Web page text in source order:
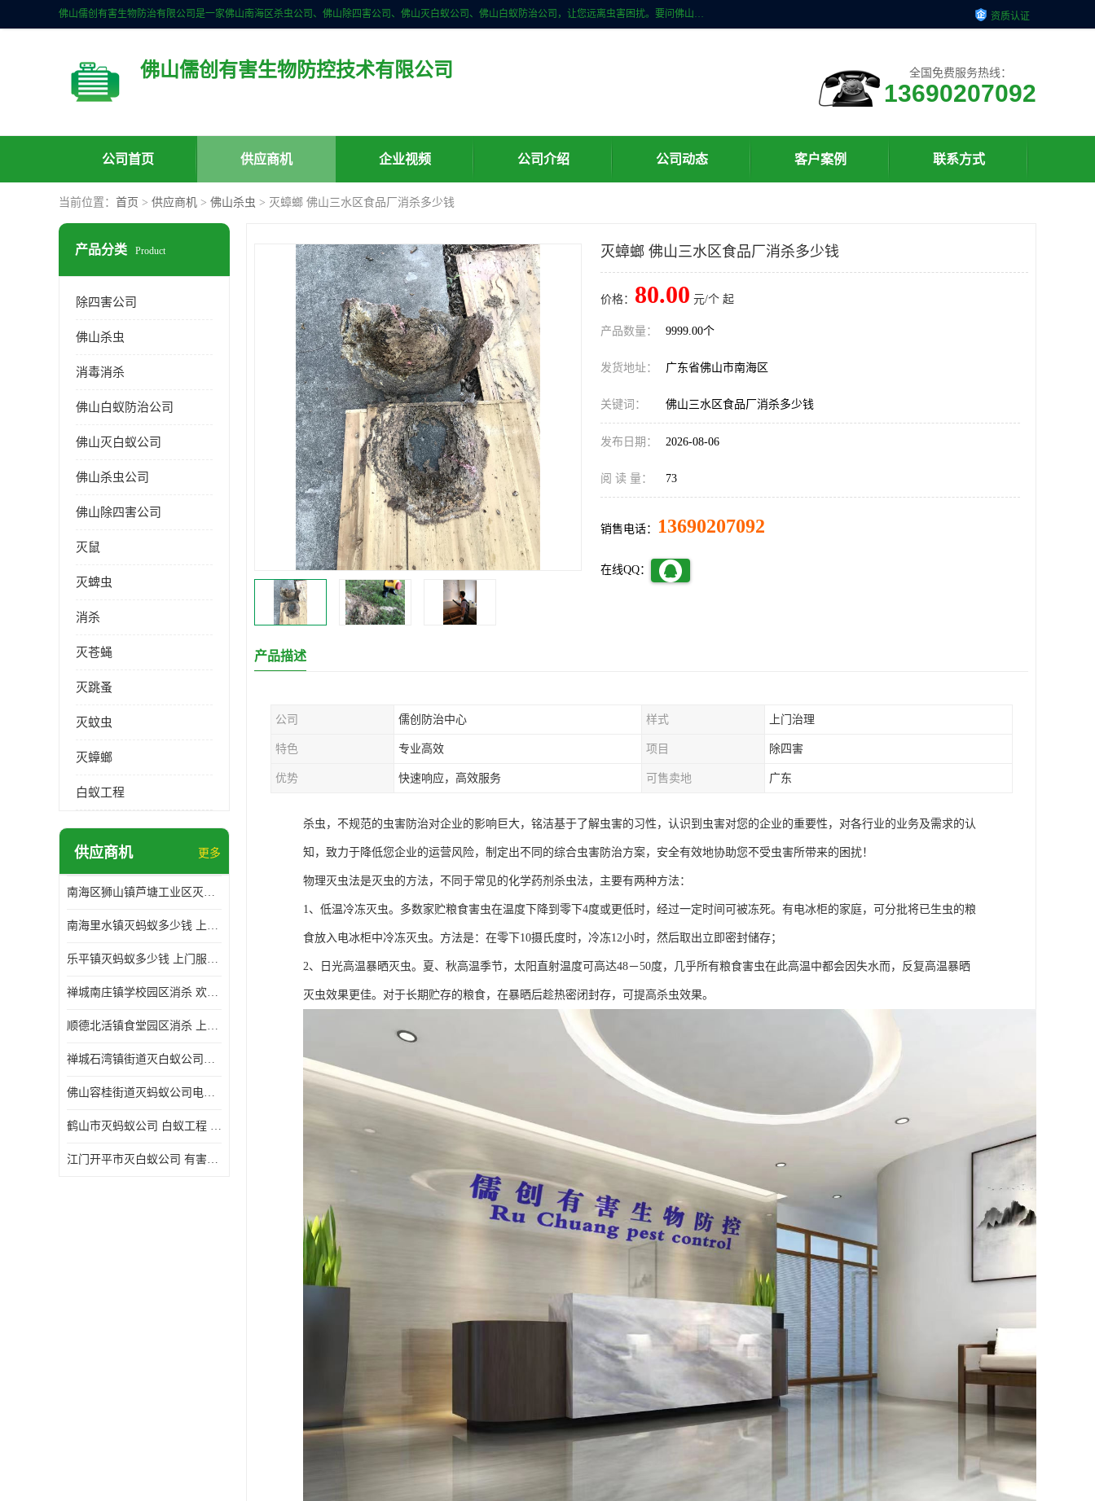
佛山儒创有害生物防治有限公司是一家佛山南海区杀虫公司、佛山除四害公司、佛山灭白蚁公司、佛山白蚁防治公司，让您远离虫害困扰。要问佛山白蚁防治哪家好？佛山儒创有害生物防治有限公司全佛山、广州，正规公司，上门勘查，可靠，售后有保障。 资质认证
佛山儒创有害生物防控技术有限公司 全国免费服务热线：
13690207092
公司首页 供应商机 企业视频 公司介绍 公司动态 客户案例 联系方式
当前位置： 首页 > 供应商机 > 佛山杀虫 > 灭蟑螂 佛山三水区食品厂消杀多少钱
产品分类 Product
除四害公司
佛山杀虫
消毒消杀
佛山白蚁防治公司
佛山灭白蚁公司
佛山杀虫公司
佛山除四害公司
灭鼠
灭蜱虫
消杀
灭苍蝇
灭跳蚤
灭蚊虫
灭蟑螂
白蚁工程
供应商机 更多
南海区狮山镇芦塘工业区灭白蚁多少钱 上门服务 确定方案
南海里水镇灭蚂蚁多少钱 上门服务 确定方案
乐平镇灭蚂蚁多少钱 上门服务 确定方案
禅城南庄镇学校园区消杀 欢迎电话咨询 价格优惠
顺德北活镇食堂园区消杀 上门服务 确定方案
禅城石湾镇街道灭白蚁公司电话 病媒生物防治 上门服务 确定方案
佛山容桂街道灭蚂蚁公司电话 白蚁防治 上门服务 确定方案
鹤山市灭蚂蚁公司 白蚁工程 欢迎电话咨询 价格优惠
江门开平市灭白蚁公司 有害生物防治 上门服务 确定方案
灭蟑螂 佛山三水区食品厂消杀多少钱
价格： 80.00 元/个 起
产品数量： 9999.00个
发货地址： 广东省佛山市南海区
关键词： 佛山三水区食品厂消杀多少钱
发布日期： 2026-08-06
阅 读 量： 73
销售电话： 13690207092
在线QQ：
产品描述
公司 儒创防治中心 样式 上门治理
特色 专业高效 项目 除四害
优势 快速响应，高效服务 可售卖地 广东
杀虫，不规范的虫害防治对企业的影响巨大，铭洁基于了解虫害的习性，认识到虫害对您的企业的重要性，对各行业的业务及需求的认
知，致力于降低您企业的运营风险，制定出不同的综合虫害防治方案，安全有效地协助您不受虫害所带来的困扰！
物理灭虫法是灭虫的方法，不同于常见的化学药剂杀虫法，主要有两种方法：
1、低温冷冻灭虫。多数家贮粮食害虫在温度下降到零下4度或更低时，经过一定时间可被冻死。有电冰柜的家庭，可分批将已生虫的粮
食放入电冰柜中冷冻灭虫。方法是：在零下10摄氏度时，冷冻12小时，然后取出立即密封储存；
2、日光高温暴晒灭虫。夏、秋高温季节，太阳直射温度可高达48－50度，几乎所有粮食害虫在此高温中都会因失水而，反复高温暴晒
灭虫效果更佳。对于长期贮存的粮食，在暴晒后趁热密闭封存，可提高杀虫效果。